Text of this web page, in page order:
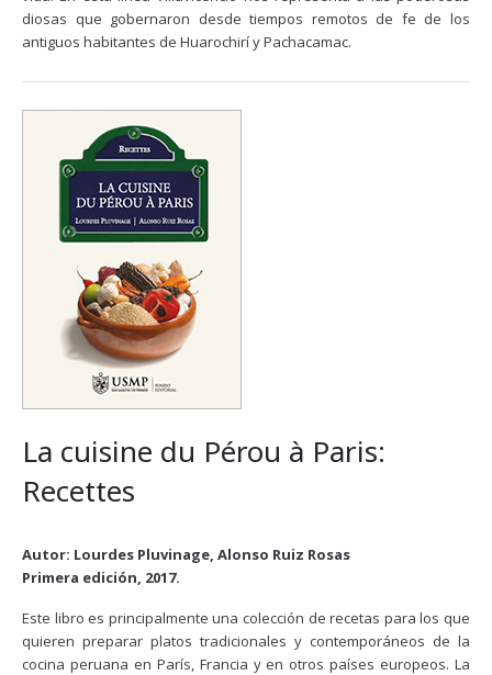
diosas que gobernaron desde tiempos remotos de fe de los
antiguos habitantes de Huarochirí y Pachacamac.
La cuisine du Pérou à Paris:
Recettes
Autor: Lourdes Pluvinage, Alonso Ruiz Rosas
Primera edición, 2017.
Este libro es principalmente una colección de recetas para los que
quieren preparar platos tradicionales y contemporáneos de la
cocina peruana en París, Francia y en otros países europeos. La